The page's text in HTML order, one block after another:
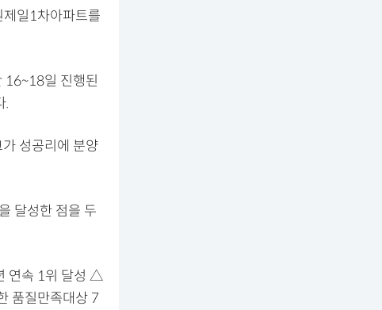
일1차아파트를
16~18일 진행된
.
성공리에 분양
달성한 점을 두
연속 1위 달성 △
품질만족대상 7